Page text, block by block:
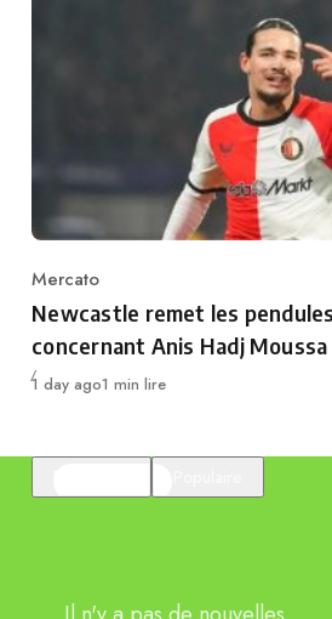
Category
Mercato
Newcastle remet les
concernant Anis Hadj Moussa
Publié
1 day ago1 min lire